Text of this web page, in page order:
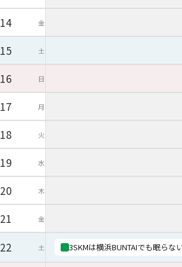
14
金
15 土
16 日
17 月
18 火
19 水
20 木
21 金
22 土 3SKMは横浜BUNTAIでも眠らな